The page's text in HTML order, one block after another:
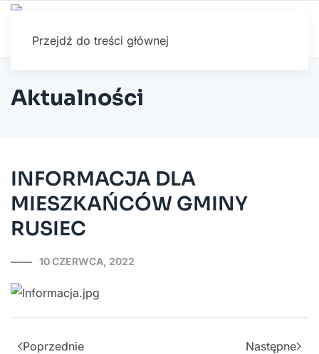
Przejdź do treści głównej
Aktualności
INFORMACJA DLA
MIESZKAŃCÓW GMINY
RUSIEC
10 CZERWCA, 2022
Poprzednie Następne